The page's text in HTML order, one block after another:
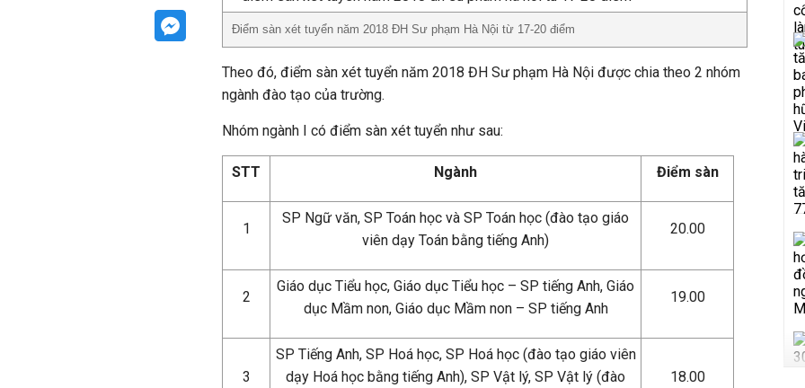
Điểm sàn xét tuyển năm 2018 ĐH Sư phạm Hà Nội từ 17-20 điểm
Theo đó, điểm sàn xét tuyển năm 2018 ĐH Sư phạm Hà Nội được chia theo 2 nhóm
ngành đào tạo của trường.
Nhóm ngành I có điểm sàn xét tuyển như sau:
STT Ngành Điểm sàn
1
SP Ngữ văn, SP Toán học và SP Toán học (đào tạo giáo
viên dạy Toán bằng tiếng Anh)
20.00
2
Giáo dục Tiểu học, Giáo dục Tiểu học – SP tiếng Anh, Giáo
dục Mầm non, Giáo dục Mầm non – SP tiếng Anh
19.00
3
SP Tiếng Anh, SP Hoá học, SP Hoá học (đào tạo giáo viên
dạy Hoá học bằng tiếng Anh), SP Vật lý, SP Vật lý (đào
18.00